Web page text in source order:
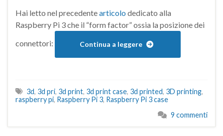
Hai letto nel precedentearticolo dedicato alla
Raspberry Pi 3 che il “form factor” ossia la posizione dei
connettori:
Continua a leggere
3d, 3d pri, 3d print, 3d print case, 3d printed, 3D printing,
raspberry pi, Raspberry Pi 3, Raspberry Pi 3 case
9 commenti